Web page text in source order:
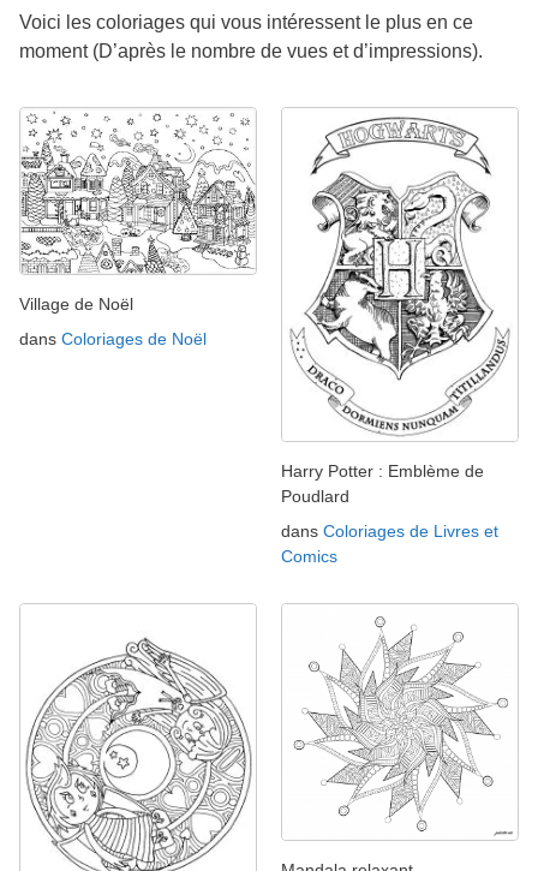
Voici les coloriages qui vous intéressent le plus en ce
moment (D’après le nombre de vues et d’impressions).
Village de Noël
dans Coloriages de Noël
Harry Potter : Emblème de
Poudlard
dans Coloriages de Livres et
Comics